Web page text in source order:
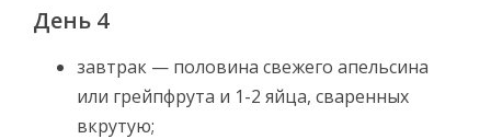
День 4
завтрак — половина свежего апельсина
или грейпфрута и 1-2 яйца, сваренных
вкрутую;